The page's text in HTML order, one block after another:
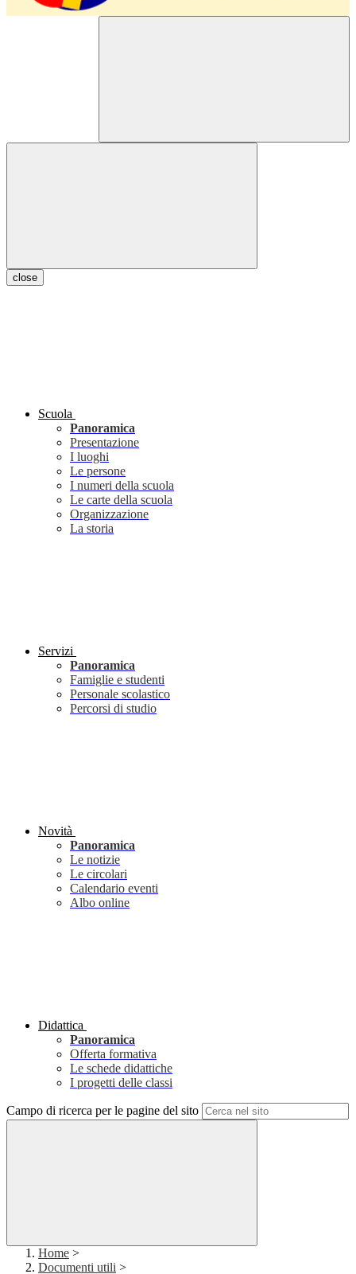
close
Scuola
Panoramica
Presentazione
I luoghi
Le persone
I numeri della scuola
Le carte della scuola
Organizzazione
La storia
Servizi
Panoramica
Famiglie e studenti
Personale scolastico
Percorsi di studio
Novità
Panoramica
Le notizie
Le circolari
Calendario eventi
Albo online
Didattica
Panoramica
Offerta formativa
Le schede didattiche
I progetti delle classi
Campo di ricerca per le pagine del sito
Home >
Documenti utili >